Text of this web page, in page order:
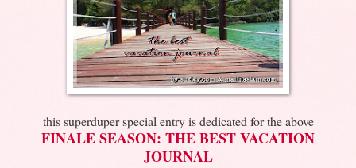
this superduper special entry is dedicated for the above
FINALE SEASON: THE BEST VACATION
JOURNAL